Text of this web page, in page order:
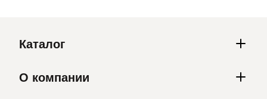
Каталог
О компании